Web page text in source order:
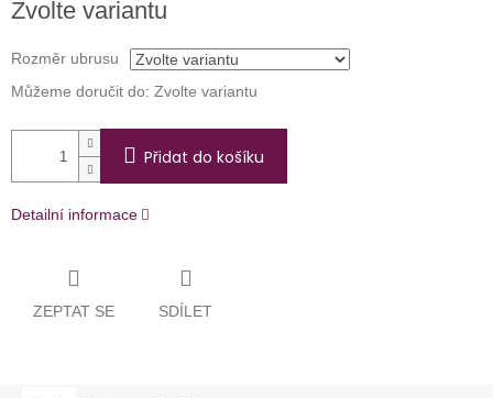
cena:
Zvolte variantu
Rozměr ubrusu
Můžeme doručit do: Zvolte variantu
Přidat do košíku
Detailní informace
ZEPTAT SE SDÍLET